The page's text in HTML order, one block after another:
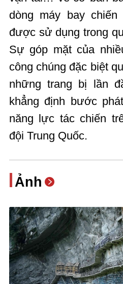
dòng máy bay
được sử dụng trong
Sự góp mặt của
công chúng đặc biệt
những trang bị lần
khẳng định bước
năng lực tác chiến
đội Trung Quốc.
Ảnh